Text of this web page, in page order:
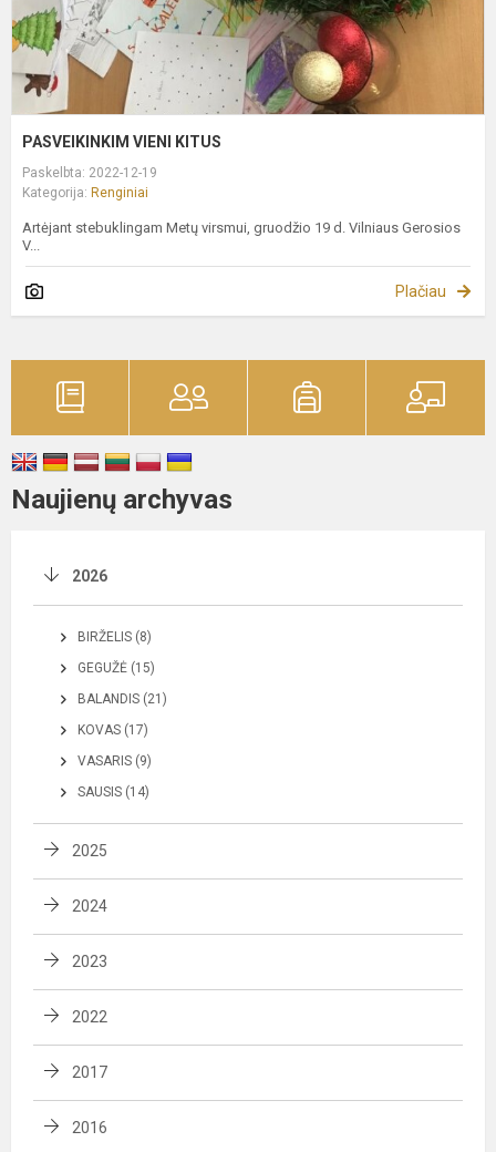
PASVEIKINKIM VIENI KITUS
Paskelbta: 2022-12-19
Kategorija: Renginiai
Artėjant stebuklingam Metų virsmui, gruodžio 19 d. Vilniaus Gerosios
V...
Plačiau
Naujienų archyvas
2026
BIRŽELIS (8)
GEGUŽĖ (15)
BALANDIS (21)
KOVAS (17)
VASARIS (9)
SAUSIS (14)
2025
2024
2023
2022
2017
2016